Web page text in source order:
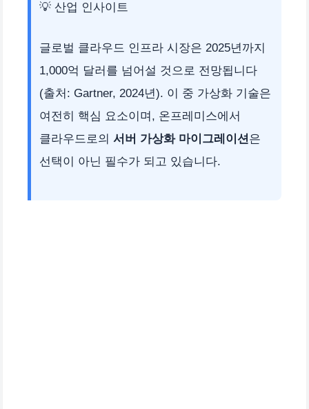
💡 산업 인사이트
글로벌 클라우드 인프라 시장은 2025년까지
1,000억 달러를 넘어설 것으로 전망됩니다
(출처: Gartner, 2024년). 이 중 가상화 기술은
여전히 핵심 요소이며, 온프레미스에서
클라우드로의 서버 가상화 마이그레이션은
선택이 아닌 필수가 되고 있습니다.